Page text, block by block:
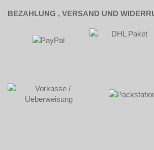
BEZAHLUNG , VERSAND UND